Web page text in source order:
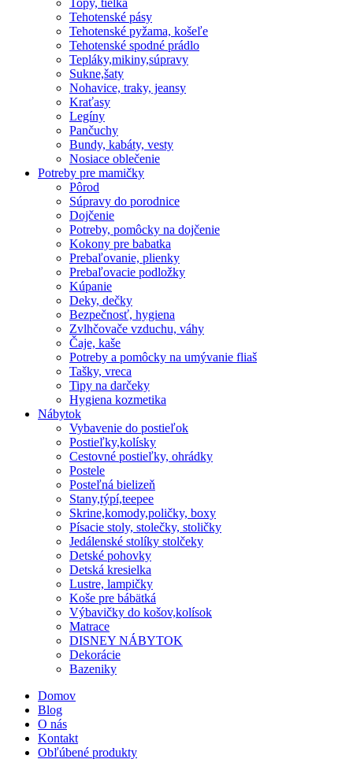
Topy, tielka
Tehotenské pásy
Tehotenské pyžama, košeľe
Tehotenské spodné prádlo
Tepláky,mikiny,súpravy
Sukne,šaty
Nohavice, traky, jeansy
Kraťasy
Legíny
Pančuchy
Bundy, kabáty, vesty
Nosiace oblečenie
Potreby pre mamičky
Pôrod
Súpravy do porodnice
Dojčenie
Potreby, pomôcky na dojčenie
Kokony pre babatka
Prebaľovanie, plienky
Prebaľovacie podložky
Kúpanie
Deky, dečky
Bezpečnosť, hygiena
Zvlhčovače vzduchu, váhy
Čaje, kaše
Potreby a pomôcky na umývanie fliaš
Tašky, vreca
Tipy na darčeky
Hygiena kozmetika
Nábytok
Vybavenie do postieľok
Postieľky,kolísky
Cestovné postieľky, ohrádky
Postele
Posteľná bielizeň
Stany,týpí,teepee
Skrine,komody,poličky, boxy
Písacie stoly, stolečky, stoličky
Jedálenské stolíky stolčeky
Detské pohovky
Detská kresielka
Lustre, lampičky
Koše pre bábätká
Výbavičky do košov,kolísok
Matrace
DISNEY NÁBYTOK
Dekorácie
Bazeniky
Domov
Blog
O nás
Kontakt
Obľúbené produkty